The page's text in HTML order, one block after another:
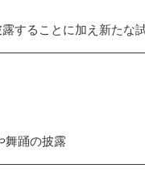
することに加え新たな
舞踊の披露